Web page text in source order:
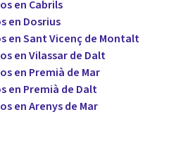
en Cabrils
en Dosrius
en Sant Vicenç de Montalt
en Vilassar de Dalt
en Premià de Mar
en Premià de Dalt
en Arenys de Mar